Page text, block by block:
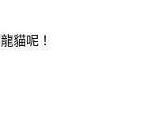
貓呢！